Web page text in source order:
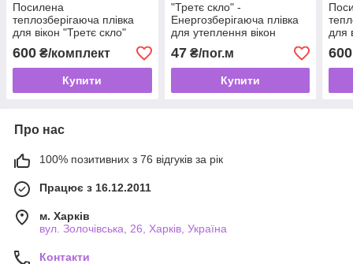
Посилена
теплозберігаюча плівка
для вікон "Третє скло"
(ThermoLayer) підвищеної
міцності 50 мкм
600 ₴/комплект
Купити
"Третє скло" -
Енергозберігаюча плівка
для утеплення вікон
(ThermoLayer) на метраж
47₴/пог.м
Купити
для
600
Про нас
100% позитивних з 76 відгуків за рік
Працює з 16.12.2011
м. Харків
вул. Золочівська, 26, Харків, Україна
Контакти